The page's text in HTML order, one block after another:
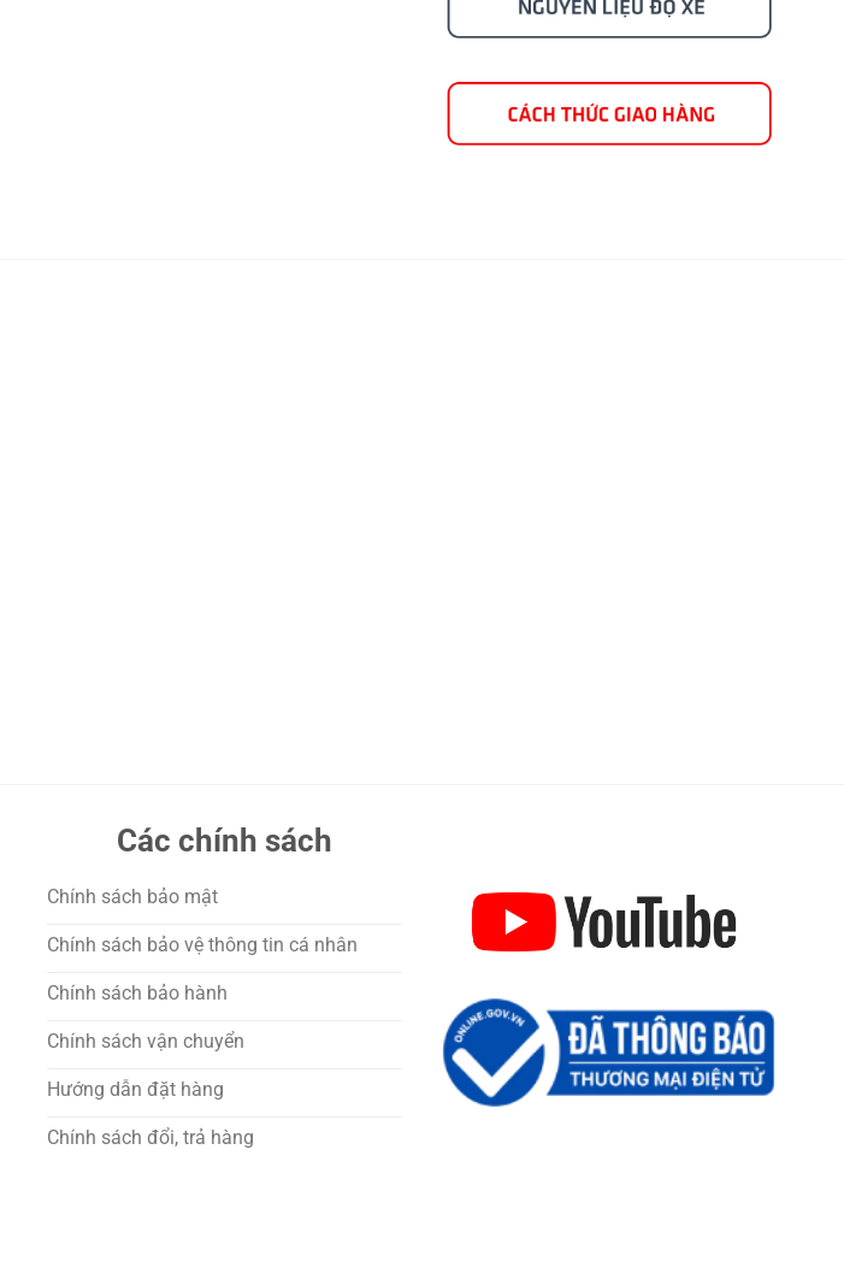
Các chính sách
Chính sách bảo mật
Chính sách bảo vệ thông tin cá nhân
Chính sách bảo hành
Chính sách vận chuyển
Hướng dẫn đặt hàng
Chính sách đổi, trả hàng